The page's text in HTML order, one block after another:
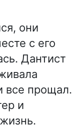
они
с его
Дантист
все прощал.
и